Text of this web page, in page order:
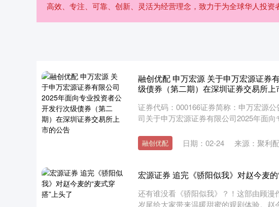
高效、专注、可靠、创新、灵活为经营理念，致力于为全球华人投资
融创优配 申万宏源 关于申万宏源证券
级债券（第二期）在深圳证券交易所上
证券代码：000166证券简称：申万宏源
司关于申万宏源证券有限公司2025年面
融创优配 日期：02-24 来源：聚利
宏源证券 追完《骄阳似我》对赵今麦的
还有谁没看《骄阳似我》？！这部由顾
岁尾给大家带来温暖甜蜜的观剧体验。